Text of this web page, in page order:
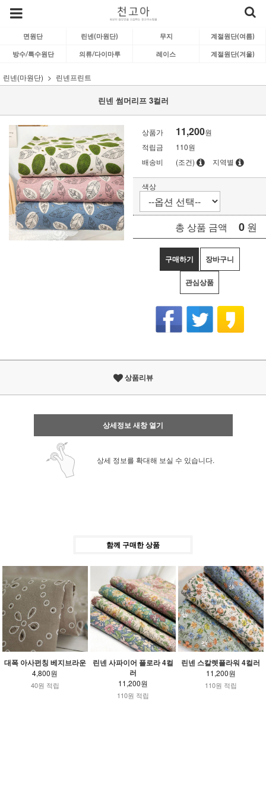
면원단 린넨(마원단) 무지 계절원단(여름)
방수/특수원단 의류/다이마루 레이스 계절원단(겨울)
린넨(마원단) 린넨프린트
린넨 썸머리프 3컬러
상품가 11,200원
적립금
110원
배송비
(조건) 지역별
색상
총 상품 금액 0 원
구매하기 장바구니
관심상품
상품리뷰
상세정보 새창 열기
상세 정보를 확대해 보실 수 있습니다.
함께 구매한 상품
대폭 아사펀칭 베지브라운
4,800원
40원 적립
린넨 사파이어 플로라 4컬
러
11,200원
110원 적립
린넨 스칼렛플라워 4컬러
11,200원
110원 적립